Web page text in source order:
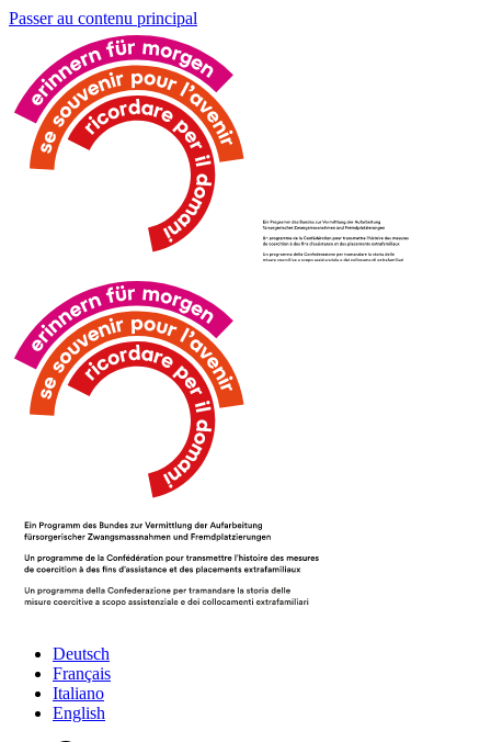
Passer au contenu principal
Deutsch
Français
Italiano
English